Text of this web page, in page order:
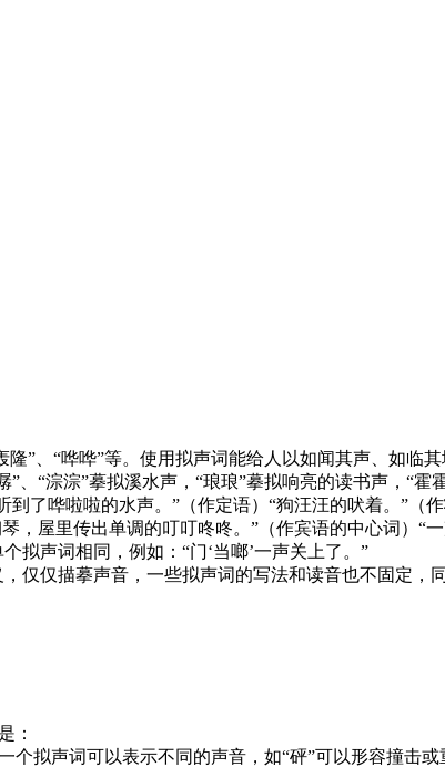
”、“哗哗”等。使用拟声词能给人以如闻其声、如临
、“淙淙”摹拟溪水声，“琅琅”摹拟响亮的读书声，“霍
了哗啦啦的水声。”（作定语）“狗汪汪的吠着。”（
，屋里传出单调的叮叮咚咚。”（作宾语的中心词）“
拟声词相同，例如：“门‘当啷’一声关上了。”
仅仅描摹声音，一些拟声词的写法和读音也不固定，
：
个拟声词可以表示不同的声音，如“砰”可以形容撞击